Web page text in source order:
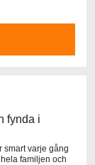
fynda i
smart varje gång
familjen och